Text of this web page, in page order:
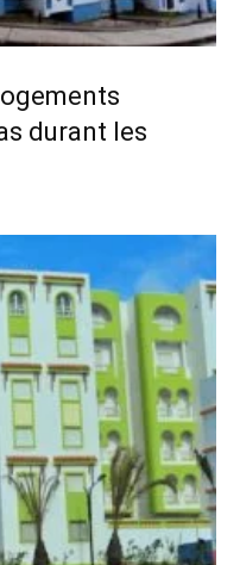
durant les